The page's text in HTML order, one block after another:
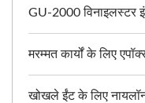
GU-2000 विनाइलस्टर
मरम्मत कार्यों के लिए
खोखले ईंट के लिए